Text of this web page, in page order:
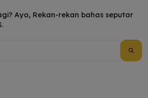
Ayo, Rekan-rekan bahas seputar